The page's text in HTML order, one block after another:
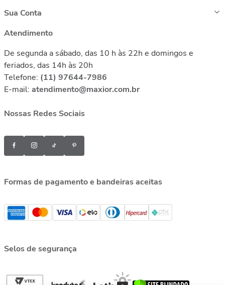
Sua Conta
Atendimento
De segunda a sábado, das 10 h às 22h e domingos e
feriados, das 14h às 20h
Telefone: (11) 97644-7986
E-mail: atendimento@maxior.com.br
Nossas Redes Sociais
Formas de pagamento e bandeiras aceitas
Selos de segurança